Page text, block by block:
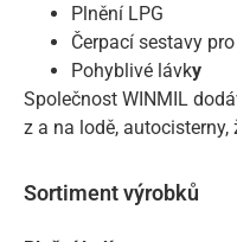
Plnění LPG
Čerpací sestavy
Pohyblivé lávky
Společnost WINMIL
z a na lodě,
Sortiment výrobků